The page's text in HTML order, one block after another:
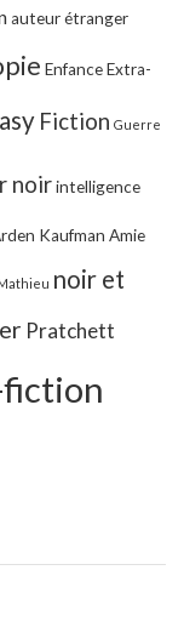
auteur étranger
EnfanceExtra-
Fiction Guerre
noirintelligence
Kaufman Amie
noir et
Pratchett